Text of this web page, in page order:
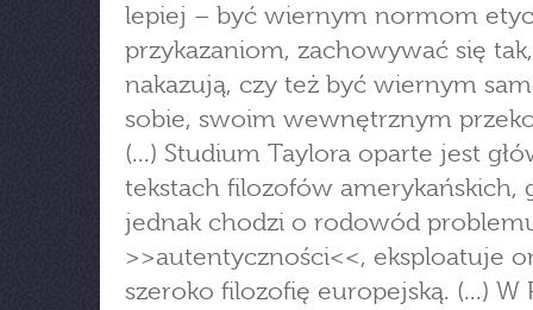
lepiej – być wiernym normom
przykazaniom, zachowywać się
nakazują, czy też być wiernym
sobie, swoim wewnętrznym
(...) Studium Taylora oparte jest
tekstach filozofów amerykańskich,
jednak chodzi o rodowód
>>autentyczności<<, eksploatuje
szeroko filozofię europejską. (...) W